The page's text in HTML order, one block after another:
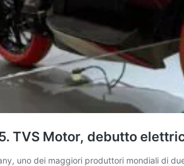
TVS Motor, debutto
uno dei maggiori produttori mondiali di